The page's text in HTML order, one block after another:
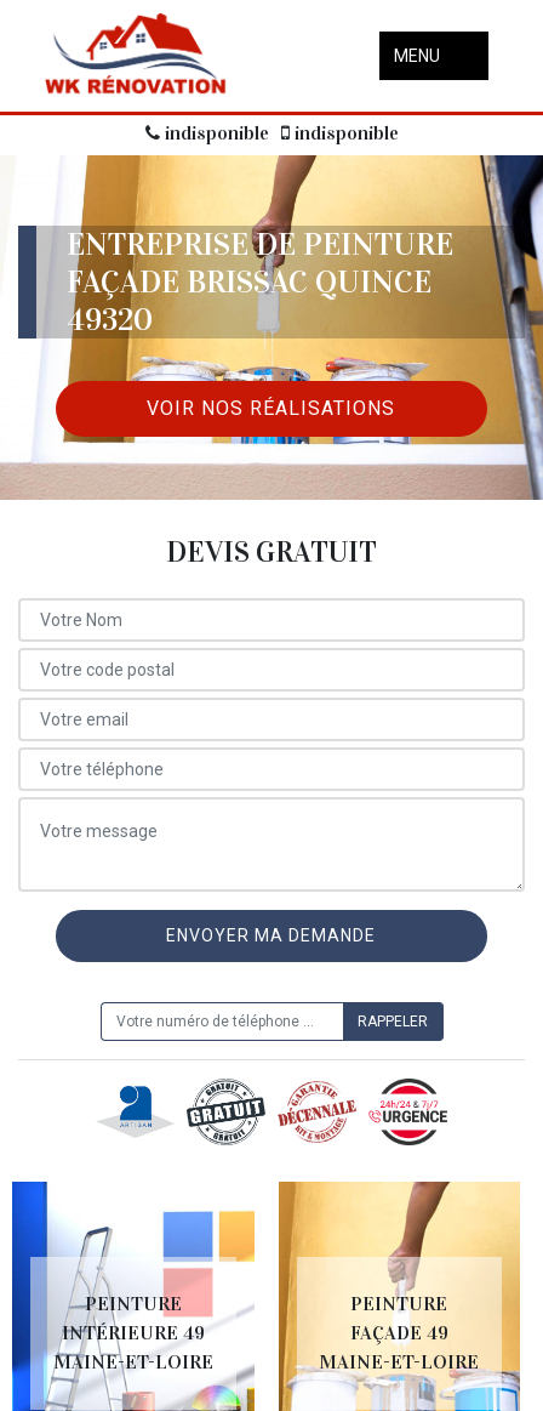
MENU
indisponible indisponible
ENTREPRISE DE PEINTURE
FAÇADE BRISSAC QUINCE
49320
VOIR NOS RÉALISATIONS
DEVIS GRATUIT
PEINTURE
INTÉRIEURE 49
MAINE-ET-LOIRE
PEINTURE
FAÇADE 49
MAINE-ET-LOIRE